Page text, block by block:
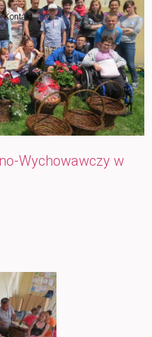
Kontakt
Wychowawczy w